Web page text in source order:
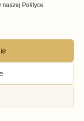
naszej Polityce
je po pasku
pasek
Niektóre
obu
budowę